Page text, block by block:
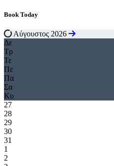
Book Today
Αύγουστος 2026
Δε
Τρ
Τε
Πε
Πα
Σα
Κυ
27
28
29
30
31
1
2